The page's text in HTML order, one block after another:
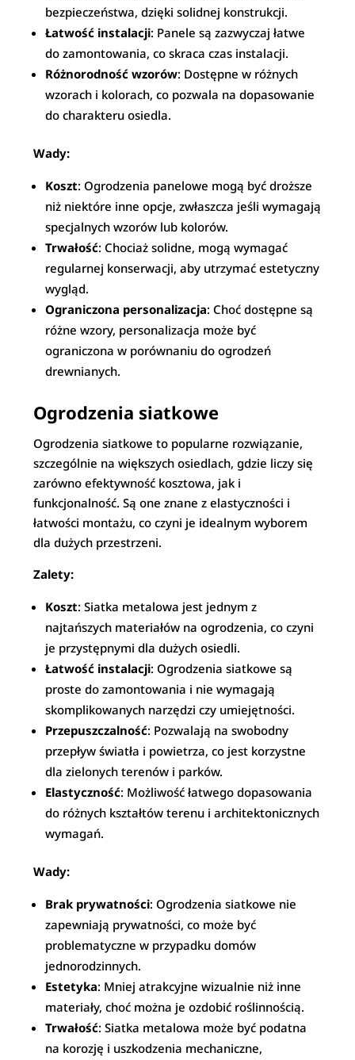
bezpieczeństwa, dzięki solidnej konstrukcji.
Łatwość instalacji: Panele są zazwyczaj łatwe
do zamontowania, co skraca czas instalacji.
Różnorodność wzorów: Dostępne w różnych
wzorach i kolorach, co pozwala na dopasowanie
do charakteru osiedla.
Wady:
Koszt: Ogrodzenia panelowe mogą być droższe
niż niektóre inne opcje, zwłaszcza jeśli wymagają
specjalnych wzorów lub kolorów.
Trwałość: Chociaż solidne, mogą wymagać
regularnej konserwacji, aby utrzymać estetyczny
wygląd.
Ograniczona personalizacja: Choć dostępne są
różne wzory, personalizacja może być
ograniczona w porównaniu do ogrodzeń
drewnianych.
Ogrodzenia siatkowe
Ogrodzenia siatkowe to popularne rozwiązanie,
szczególnie na większych osiedlach, gdzie liczy się
zarówno efektywność kosztowa, jak i
funkcjonalność. Są one znane z elastyczności i
łatwości montażu, co czyni je idealnym wyborem
dla dużych przestrzeni.
Zalety:
Koszt: Siatka metalowa jest jednym z
najtańszych materiałów na ogrodzenia, co czyni
je przystępnymi dla dużych osiedli.
Łatwość instalacji: Ogrodzenia siatkowe są
proste do zamontowania i nie wymagają
skomplikowanych narzędzi czy umiejętności.
Przepuszczalność: Pozwalają na swobodny
przepływ światła i powietrza, co jest korzystne
dla zielonych terenów i parków.
Elastyczność: Możliwość łatwego dopasowania
do różnych kształtów terenu i architektonicznych
wymagań.
Wady:
Brak prywatności: Ogrodzenia siatkowe nie
zapewniają prywatności, co może być
problematyczne w przypadku domów
jednorodzinnych.
Estetyka: Mniej atrakcyjne wizualnie niż inne
materiały, choć można je ozdobić roślinnością.
Trwałość: Siatka metalowa może być podatna
na korozję i uszkodzenia mechaniczne,